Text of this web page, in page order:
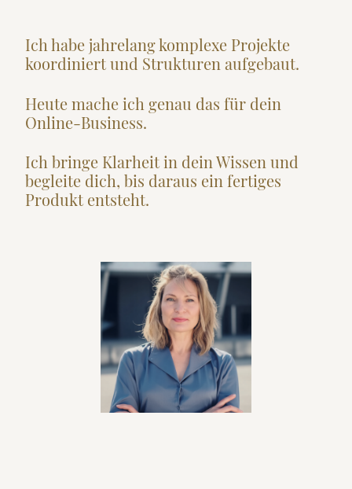
Ich habe jahrelang komplexe Projekte
koordiniert und Strukturen aufgebaut.
Heute mache ich genau das für dein
Online-Business.
Ich bringe Klarheit in dein Wissen und
begleite dich, bis daraus ein fertiges
Produkt entsteht.